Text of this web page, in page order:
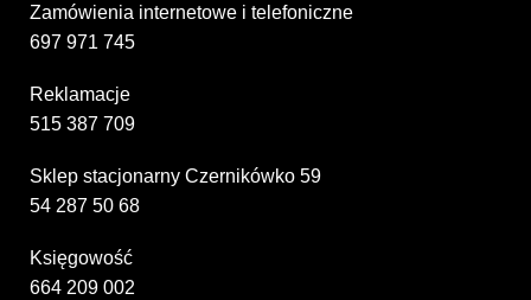
Zamówienia internetowe i telefoniczne
697 971 745
Reklamacje
515 387 709
Sklep stacjonarny Czernikówko 59
54 287 50 68
Księgowość
664 209 002